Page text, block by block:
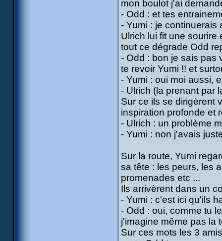
mon boulot j'ai
- Odd : et tes
- Yumi : je continuerais
Ulrich lui fit une
tout ce dégrade Odd
- Odd : bon je sais pas
te revoir Yumi !! et
- Yumi : oui moi aussi,
- Ulrich (la prenant par
Sur ce ils se dirigèrent
inspiration profonde et
- Ulrich : un problème
- Yumi : non j'avais
Sur la route, Yumi
sa tête : les peurs, les
promenades etc ...
Ils arrivèrent dans un
- Yumi : c'est ici qu'ils
- Odd : oui, comme tu
j'imagine même pas la
Sur ces mots les 3